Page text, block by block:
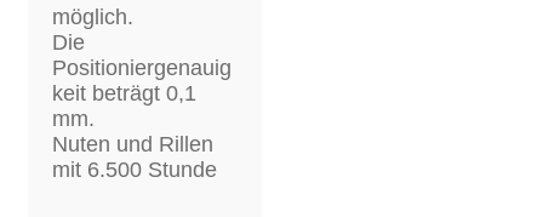
möglich.
Die
Positioniergenauig
keit beträgt 0,1
mm.
Nuten und Rillen
mit 6.500 Stunde